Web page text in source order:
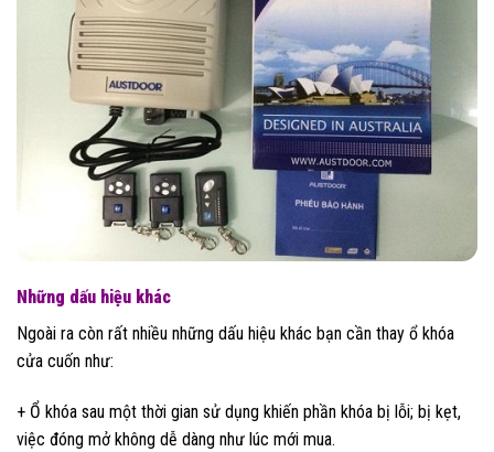
Những dấu hiệu khác
Ngoài ra còn rất nhiều những dấu hiệu khác bạn cần thay ổ khóa
cửa cuốn như:
+ Ổ khóa sau một thời gian sử dụng khiến phần khóa bị lỗi; bị kẹt,
việc đóng mở không dễ dàng như lúc mới mua.